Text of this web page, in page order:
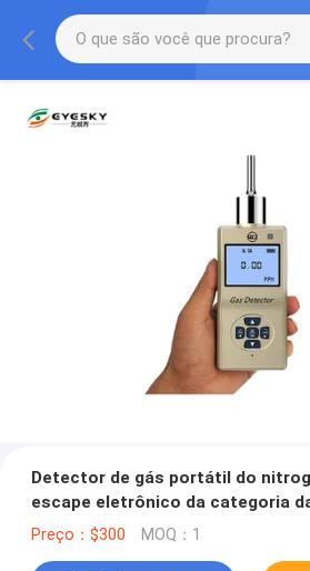
Detector de gás portátil do
escape eletrônico da categoria
Preço：$300 MOQ：1